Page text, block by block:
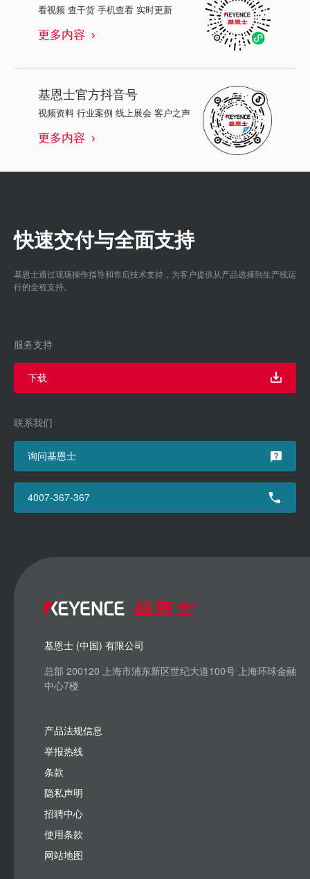
看视频 查干货 手机查看 实时更新
更多内容
基恩士官方抖音号
视频资料 行业案例 线上展会 客户之声
更多内容
快速交付与全面支持
基恩士通过现场操作指导和售后技术支持，为客户提供从产品选择到生产线运
行的全程支持。
服务支持
下载
联系我们
询问基恩士
4007-367-367
基恩士 (中国) 有限公司
总部 200120 上海市浦东新区世纪大道100号 上海环球金融
中心7楼
产品法规信息
举报热线
条款
隐私声明
招聘中心
使用条款
网站地图